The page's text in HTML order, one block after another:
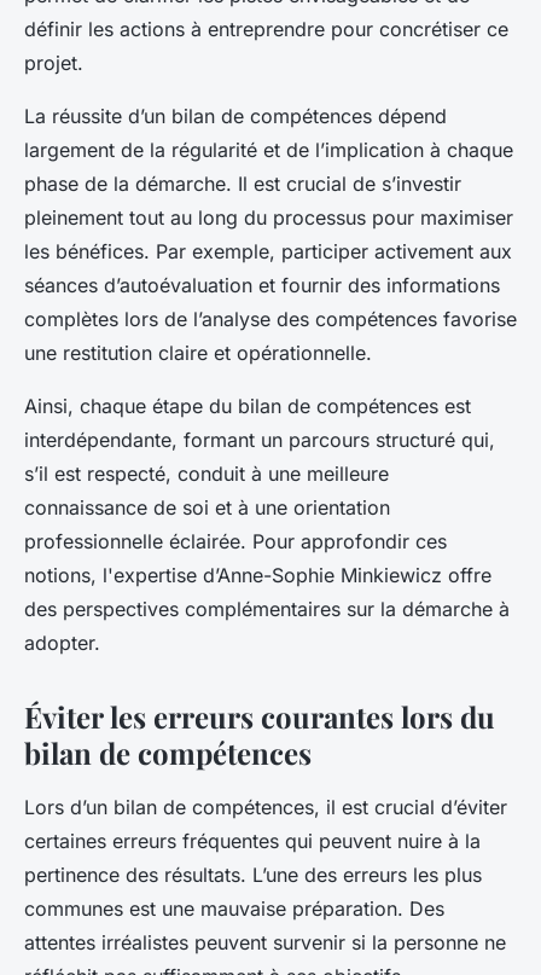
définir les actions à entreprendre pour concrétiser ce
projet.
La réussite d’un bilan de compétences dépend
largement de la régularité et de l’implication à chaque
phase de la démarche. Il est crucial de s’investir
pleinement tout au long du processus pour maximiser
les bénéfices. Par exemple, participer activement aux
séances d’autoévaluation et fournir des informations
complètes lors de l’analyse des compétences favorise
une restitution claire et opérationnelle.
Ainsi, chaque étape du bilan de compétences est
interdépendante, formant un parcours structuré qui,
s’il est respecté, conduit à une meilleure
connaissance de soi et à une orientation
professionnelle éclairée. Pour approfondir ces
notions, l'expertise d’Anne-Sophie Minkiewicz offre
des perspectives complémentaires sur la démarche à
adopter.
Éviter les erreurs courantes lors du
bilan de compétences
Lors d’un bilan de compétences, il est crucial d’éviter
certaines erreurs fréquentes qui peuvent nuire à la
pertinence des résultats. L’une des erreurs les plus
communes est une mauvaise préparation. Des
attentes irréalistes peuvent survenir si la personne ne